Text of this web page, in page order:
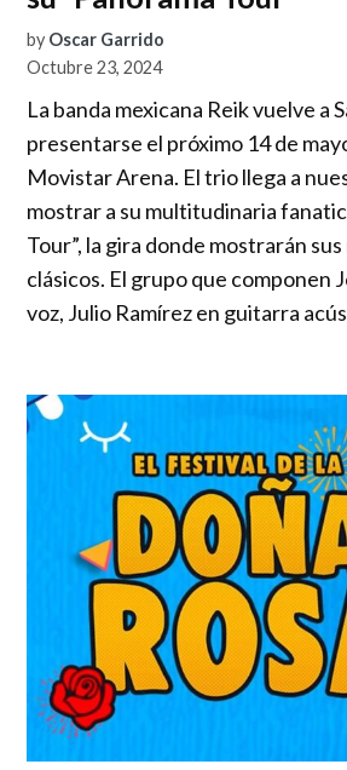
by Oscar Garrido
Octubre 23, 2024
La banda mexicana Reik vuelve a
presentarse el próximo 14 de
Movistar Arena. El trio llega a
mostrar a su multitudinaria
Tour”, la gira donde mostrarán
clásicos. El grupo que componen
voz, Julio Ramírez en guitarra